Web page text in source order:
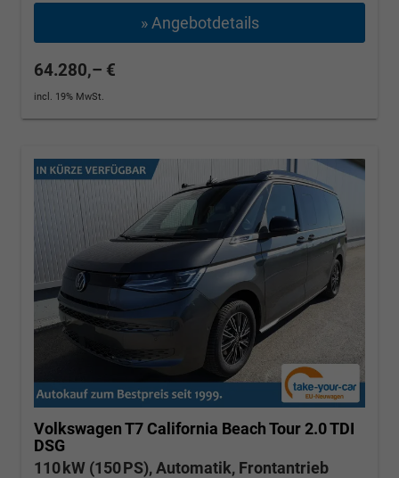
» Angebotdetails
64.280,– €
incl. 19% MwSt.
Volkswagen T7 California Beach Tour 2.0 TDI
DSG
110 kW (150 PS), Automatik, Frontantrieb